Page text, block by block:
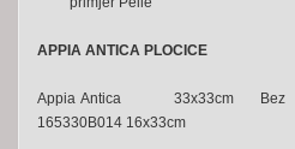
APPIA ANTICA PLOCICE
Appia Antica 33x33cm Bez
165330B014 16x33cm